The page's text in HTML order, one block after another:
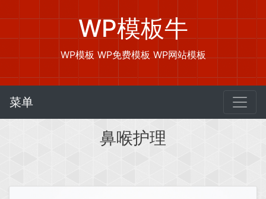
WP模板牛
WP模板 WP免费模板 WP网站模板
菜单
鼻喉护理